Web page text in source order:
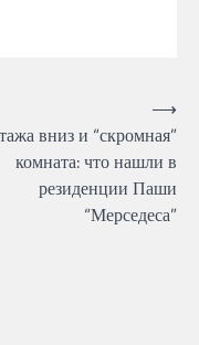
вниз и “скромная”
комната: что нашли в
резиденции Паши
“Мерседеса”
⟶